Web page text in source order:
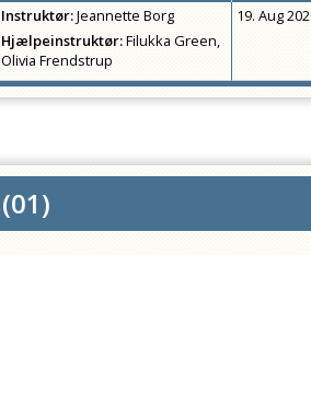
Instruktør:Jeannette Borg
Hjælpeinstruktør:Filukka Green,
Olivia Frendstrup
19. Aug
(01)